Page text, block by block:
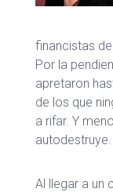
financistas
Por la
apretaron
de los que
a rifar. Y
autodestruye.
Al llegar a un